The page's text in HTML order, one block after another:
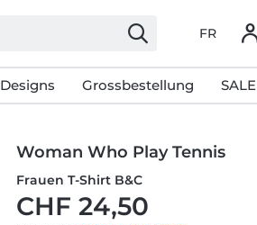
FR
Designs Grossbestellung SALE
Woman Who Play Tennis
Frauen T-Shirt B&C
CHF 24,50